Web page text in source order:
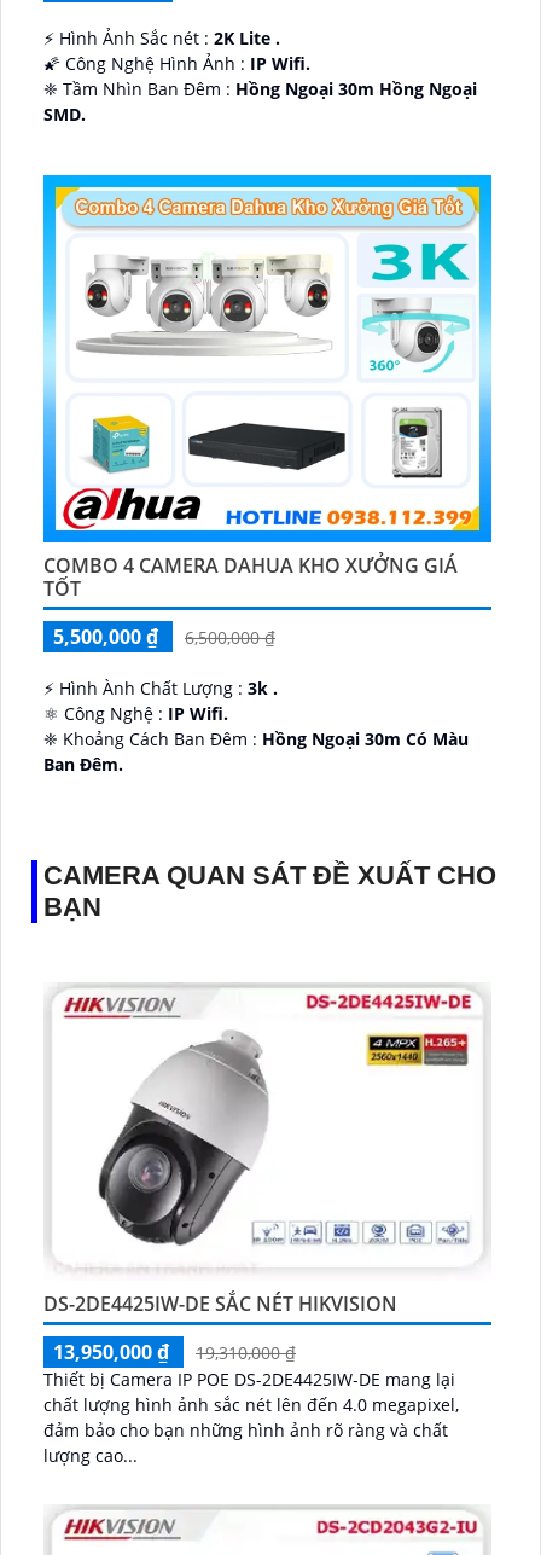
️⚡ Hình Ảnh Sắc nét : 2K Lite .
🌠 Công Nghệ Hình Ảnh : IP Wifi.
❈ Tầm Nhìn Ban Đêm : Hồng Ngoại 30m Hồng Ngoại
SMD.
COMBO 4 CAMERA DAHUA KHO XƯỞNG GIÁ
TỐT
5,500,000 ₫
6,500,000 ₫
️⚡ Hình Ành Chất Lượng : 3k .
⚛️ Công Nghệ : IP Wifi.
❈ Khoảng Cách Ban Đêm : Hồng Ngoại 30m Có Màu
Ban Ðêm.
CAMERA QUAN SÁT ĐỀ XUẤT CHO
BẠN
DS-2DE4425IW-DE SẮC NÉT HIKVISION
13,950,000 ₫
19,310,000 ₫
Thiết bị Camera IP POE DS-2DE4425IW-DE mang lại
chất lượng hình ảnh sắc nét lên đến 4.0 megapixel,
đảm bảo cho bạn những hình ảnh rõ ràng và chất
lượng cao...